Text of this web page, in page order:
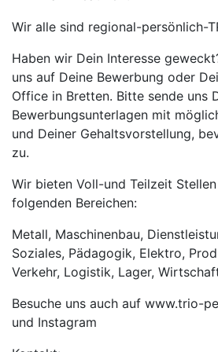
Wir alle sind regional-persönlich-
Haben wir Dein Interesse
uns auf Deine Bewerbung oder
Office in Bretten. Bitte sende uns
Bewerbungsunterlagen mit
und Deiner Gehaltsvorstellung,
zu.
Wir bieten Voll-und Teilzeit
folgenden Bereichen:
Metall, Maschinenbau,
Soziales, Pädagogik, Elektro,
Verkehr, Logistik, Lager,
Besuche uns auch auf www.trio-
und Instagram